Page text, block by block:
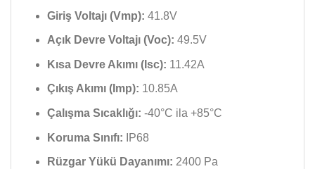
Giriş Voltajı (Vmp): 41.8V
Açık Devre Voltajı (Voc): 49.5V
Kısa Devre Akımı (Isc): 11.42A
Çıkış Akımı (Imp): 10.85A
Çalışma Sıcaklığı: -40°C ila +85°C
Koruma Sınıfı: IP68
Rüzgar Yükü Dayanımı: 2400 Pa